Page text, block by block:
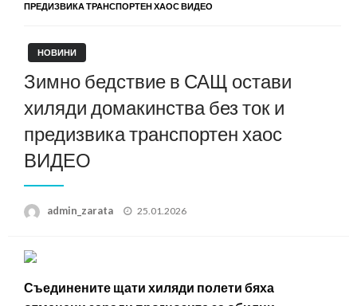
ПРЕДИЗВИКА ТРАНСПОРТЕН ХАОС ВИДЕО
НОВИНИ
Зимно бедствие в САЩ остави
хиляди домакинства без ток и
предизвика транспортен хаос
ВИДЕО
admin_zarata
Posted
25.01.2026
Съединените щати хиляди полети бяха